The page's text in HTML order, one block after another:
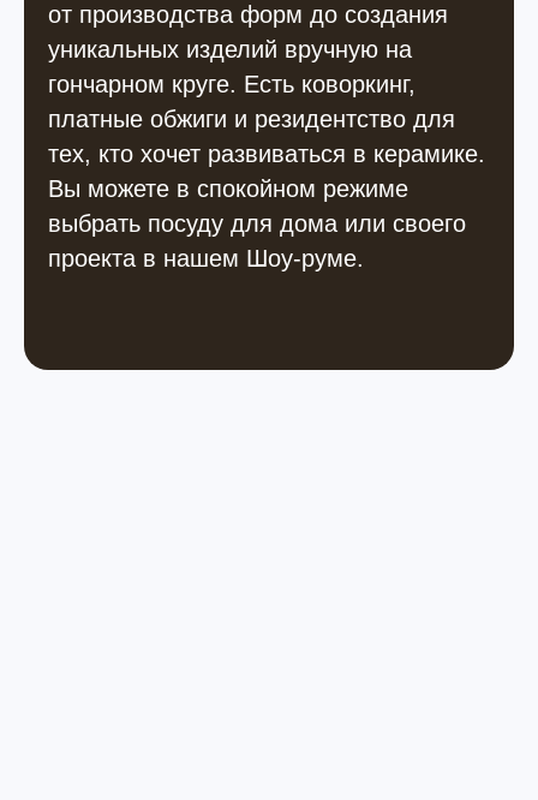
от производства форм до создания
уникальных изделий вручную на
гончарном круге. Есть коворкинг,
платные обжиги и резидентство для
тех, кто хочет развиваться в керамике.
Вы можете в спокойном режиме
выбрать посуду для дома или своего
проекта в нашем Шоу-руме.